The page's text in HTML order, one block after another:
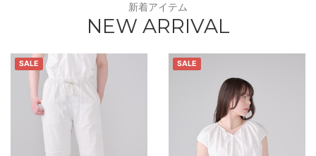
新着アイテム
NEW ARRIVAL
SALE SALE